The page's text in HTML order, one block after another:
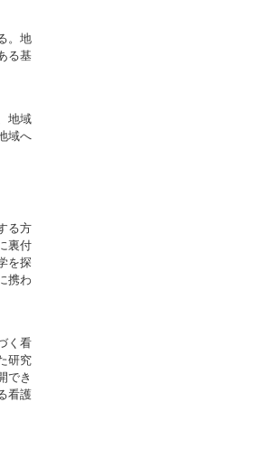
。地
る基
地域
域へ
る方
裏付
を探
携わ
く看
研究
でき
看護